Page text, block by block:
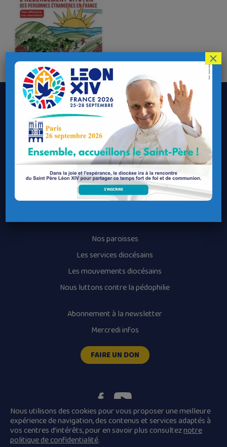
Le Diocèse de Quimper et Léon
Contacter le Diocèse
Contacter ma Paroisse
Contacter un service
Contacter une permanence
Recrutement
Nos paroisses
Les services diocésains
Les mouvements diocésains
Nous luttons contre la pédophilie
Abonnement à la newsletter
Mercredi infos
FAIRE UN DON
Plan du site
Mentions légales
×
Nous utilisons des cookies pour vous proposer une meilleure
expérience de navigation, des contenus et services adaptés à
vos centres d’intérêts, pour en savoir plus consulteznotre
politique de confidentialité.